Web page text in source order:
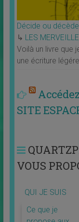
Décide ou
↳ LES
Voilà un livre que
une écriture
SITE
VOUS
QUI JE SUIS
Ce que je